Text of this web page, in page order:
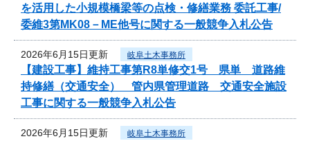
を活用した小規模橋梁等の点検・修繕業務 委託工事/
委維3第MK08－ME他号に関する一般競争入札公告
2026年6月15日更新 岐阜土木事務所
【建設工事】維持工事第R8単修交1号 県単 道路維
持修繕（交通安全） 管内県管理道路 交通安全施設
工事に関する一般競争入札公告
2026年6月15日更新 岐阜土木事務所